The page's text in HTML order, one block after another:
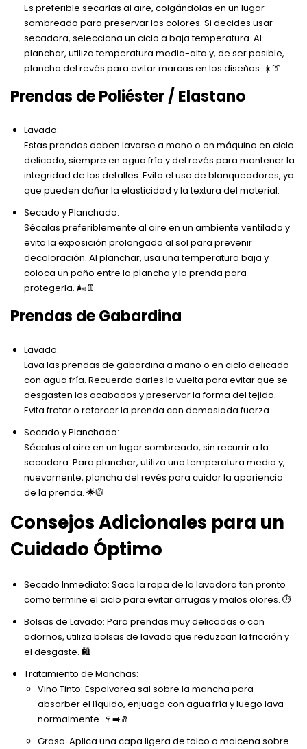
Es preferible secarlas al aire, colgándolas en un lugar
sombreado para preservar los colores. Si decides usar
secadora, selecciona un ciclo a baja temperatura. Al
planchar, utiliza temperatura media-alta y, de ser posible,
plancha del revés para evitar marcas en los diseños. ☀️👔
Prendas de Poliéster / Elastano
Lavado:
Estas prendas deben lavarse a mano o en máquina en ciclo
delicado, siempre en agua fría y del revés para mantener la
integridad de los detalles. Evita el uso de blanqueadores, ya
que pueden dañar la elasticidad y la textura del material.
Secado y Planchado:
Sécalas preferiblemente al aire en un ambiente ventilado y
evita la exposición prolongada al sol para prevenir
decoloración. Al planchar, usa una temperatura baja y
coloca un paño entre la plancha y la prenda para
protegerla. 🌬️👖
Prendas de Gabardina
Lavado:
Lava las prendas de gabardina a mano o en ciclo delicado
con agua fría. Recuerda darles la vuelta para evitar que se
desgasten los acabados y preservar la forma del tejido.
Evita frotar o retorcer la prenda con demasiada fuerza.
Secado y Planchado:
Sécalas al aire en un lugar sombreado, sin recurrir a la
secadora. Para planchar, utiliza una temperatura media y,
nuevamente, plancha del revés para cuidar la apariencia
de la prenda. 🌟🧥
Consejos Adicionales para un
Cuidado Óptimo
Secado Inmediato: Saca la ropa de la lavadora tan pronto
como termine el ciclo para evitar arrugas y malos olores. ⏱️
Bolsas de Lavado: Para prendas muy delicadas o con
adornos, utiliza bolsas de lavado que reduzcan la fricción y
el desgaste. 🛍️
Tratamiento de Manchas:
Vino Tinto: Espolvorea sal sobre la mancha para
absorber el líquido, enjuaga con agua fría y luego lava
normalmente. 🍷➡️🧂
Grasa: Aplica una capa ligera de talco o maicena sobre